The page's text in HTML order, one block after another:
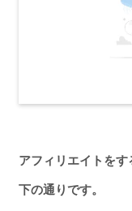
アフィリエイトを
下の通りです。